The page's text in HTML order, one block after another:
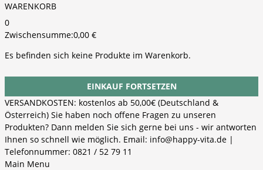
WARENKORB
0
Zwischensumme:0,00 €
Es befinden sich keine Produkte im Warenkorb.
EINKAUF FORTSETZEN
VERSANDKOSTEN: kostenlos ab 50,00€ (Deutschland &
Österreich) Sie haben noch offene Fragen zu unseren
Produkten? Dann melden Sie sich gerne bei uns - wir antworten
Ihnen so schnell wie möglich. Email: info@happy-vita.de |
Telefonnummer: 0821 / 52 79 11
Main Menu